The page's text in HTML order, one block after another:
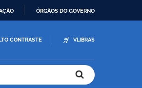
ÓRGÃOS DO GOVERNO
CONTRASTE VLIBRAS